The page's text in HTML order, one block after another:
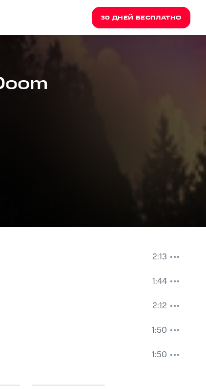
30 ДНЕЙ БЕСПЛАТНО
2:13
1:44
2:12
1:50
1:50